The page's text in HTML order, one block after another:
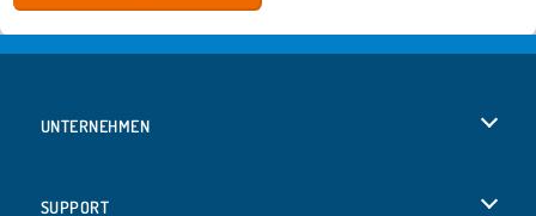
UNTERNEHMEN
SUPPORT